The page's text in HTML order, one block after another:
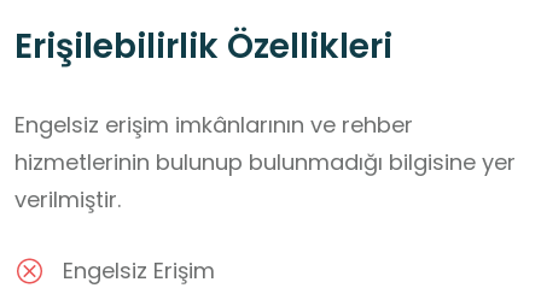
Erişilebilirlik Özellikleri
Engelsiz erişim imkânlarının ve rehber
hizmetlerinin bulunup bulunmadığı bilgisine yer
verilmiştir.
Engelsiz Erişim